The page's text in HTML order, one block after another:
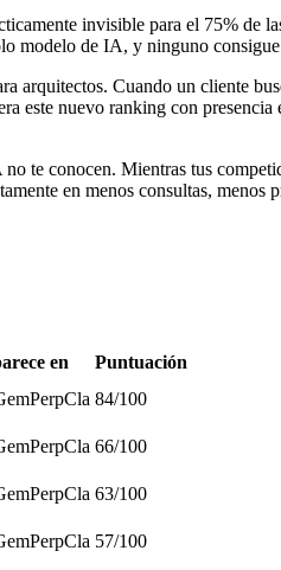
invisible para el 75% de
modelo de IA, y ninguno
arquitectos. Cuando un cliente
este nuevo ranking con
te conocen. Mientras tus
en menos consultas, menos
en
Puntuación
PerpCla 84/100
PerpCla 66/100
PerpCla 63/100
PerpCla 57/100